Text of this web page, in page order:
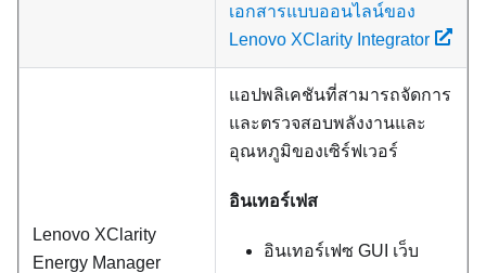
เอกสารแบบออนไลน์ของ
Lenovo XClarity Integrator
Lenovo XClarity
Energy Manager
แอปพลิเคชันที่สามารถจัดการ
และตรวจสอบพลังงานและ
อุณหภูมิของเซิร์ฟเวอร์
อินเทอร์เฟส
อินเทอร์เฟซ GUI เว็บ